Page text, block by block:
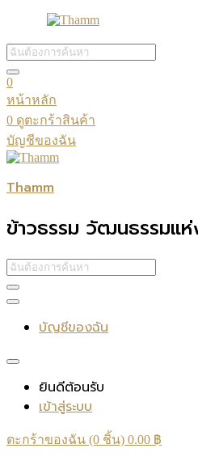
0
หน้าหลัก
0 ดูตะกร้าสินค้า
บัญชีของฉัน
Thamm
ข้าวธรรม วัฒนธรรมแ
บัญชีของฉัน
ยินดีต้อนรับ
เข้าสู่ระบบ
ตะกร้าของฉัน (0 ชิ้น) 0.00 ฿